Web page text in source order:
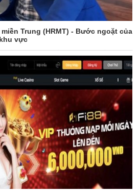
Trung (HRMT) - Bước ngoặt của
vực